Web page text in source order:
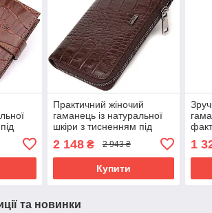
Практичний жіночий
гаманець із натуральної
шкіри з тисненням під
Коричневий
2 148₴ 2 943 ₴
Купити
1
та новинки